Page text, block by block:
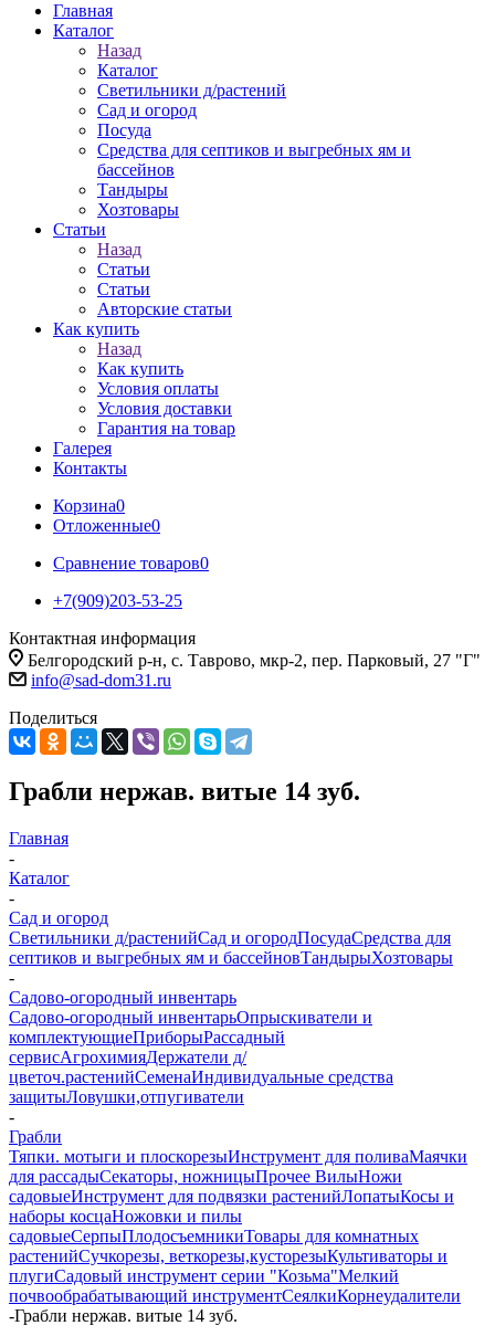
Главная
Каталог
Назад
Каталог
Светильники д/растений
Сад и огород
Посуда
Средства для септиков и выгребных ям и
бассейнов
Тандыры
Хозтовары
Статьи
Назад
Статьи
Статьи
Авторские статьи
Как купить
Назад
Как купить
Условия оплаты
Условия доставки
Гарантия на товар
Галерея
Контакты
Корзина0
Отложенные0
Сравнение товаров0
+7(909)203-53-25
Контактная информация
Белгородский р-н, с. Таврово, мкр-2, пер. Парковый, 27 "Г"
info@sad-dom31.ru
Поделиться
Грабли нержав. витые 14 зуб.
Главная
-
Каталог
-
Сад и огород
Светильники д/растенийСад и огородПосудаСредства для
септиков и выгребных ям и бассейновТандырыХозтовары
-
Садово-огородный инвентарь
Садово-огородный инвентарьОпрыскиватели и
комплектующиеПриборыРассадный
сервисАгрохимияДержатели д/
цветоч.растенийСеменаИндивидуальные средства
защитыЛовушки,отпугиватели
-
Грабли
Тяпки. мотыги и плоскорезыИнструмент для поливаМаячки
для рассадыСекаторы, ножницыПрочее ВилыНожи
садовыеИнструмент для подвязки растенийЛопатыКосы и
наборы косцаНожовки и пилы
садовыеСерпыПлодосъемникиТовары для комнатных
растенийСучкорезы, веткорезы,кусторезыКультиваторы и
плугиСадовый инструмент серии "Козьма"Мелкий
почвообрабатывающий инструментСеялкиКорнеудалители
-Грабли нержав. витые 14 зуб.